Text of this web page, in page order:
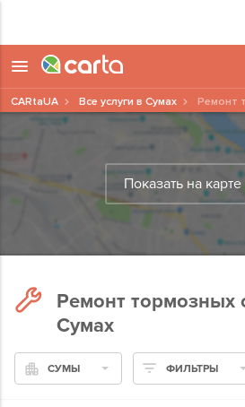
Показать на карте
CARtaUA Все услуги в Сумах Ремонт
Ремонт тормозных
Сумах
СУМЫ ФИЛЬТРЫ